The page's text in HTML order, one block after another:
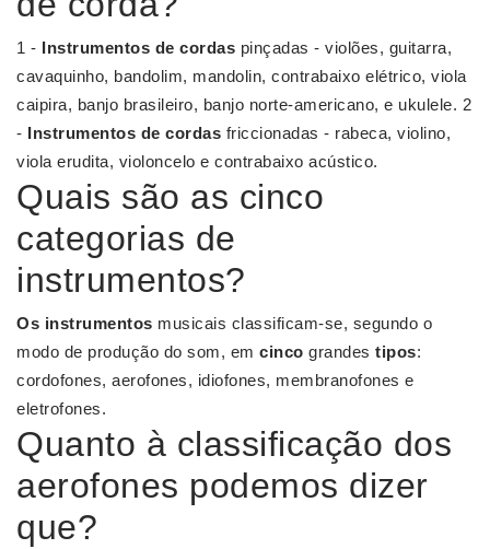
1 - Instrumentos de cordas pinçadas - violões, guitarra,
cavaquinho, bandolim, mandolin, contrabaixo elétrico, viola
caipira, banjo brasileiro, banjo norte-americano, e ukulele. 2
- Instrumentos de cordas friccionadas - rabeca, violino,
viola erudita, violoncelo e contrabaixo acústico.
Quais são as cinco
categorias de
instrumentos?
Os instrumentos musicais classificam-se, segundo o
modo de produção do som, em cinco grandes tipos:
cordofones, aerofones, idiofones, membranofones e
eletrofones.
Quanto à classificação dos
aerofones podemos dizer
que?